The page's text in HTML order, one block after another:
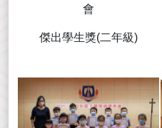
會
傑出學生獎(二年級)